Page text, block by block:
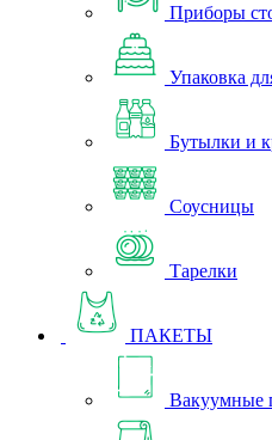
Приборы
Упаковка
Бутылки и
Соусницы
Тарелки
ПАКЕТЫ
Вакуумные